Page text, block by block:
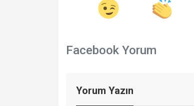
Facebook Yorum
Yorum Yazın